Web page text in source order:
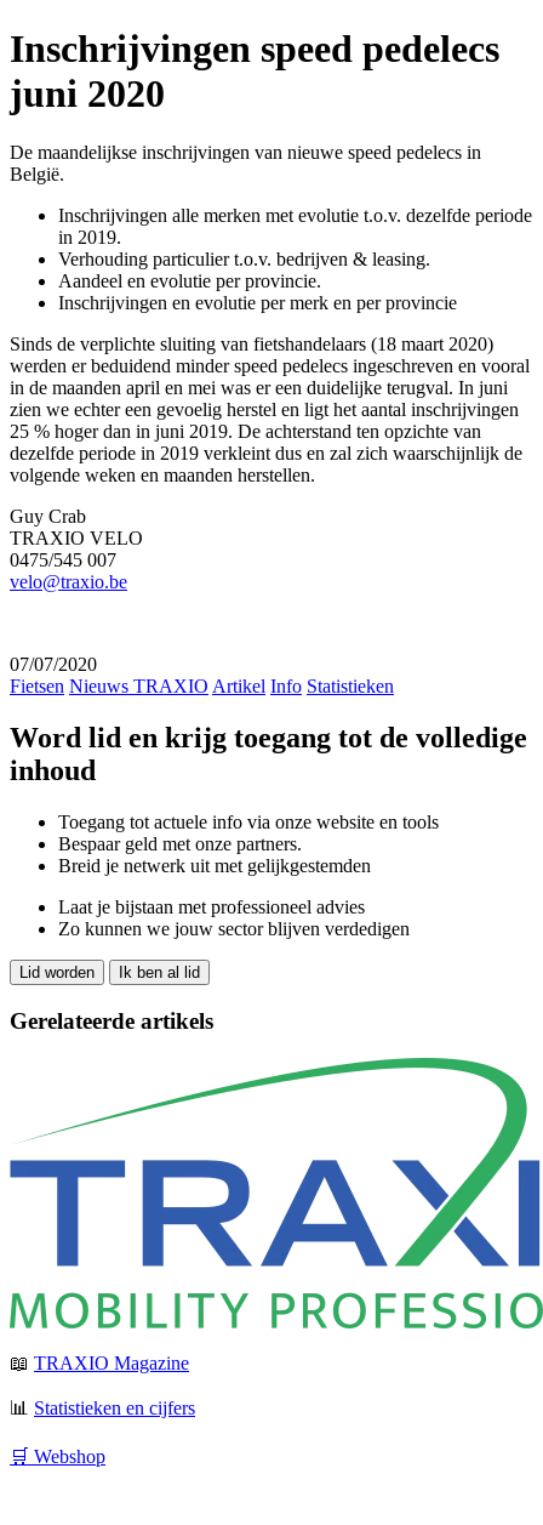
Inschrijvingen speed pedelecs
juni 2020
De maandelijkse inschrijvingen van nieuwe speed pedelecs in
België.
Inschrijvingen alle merken met evolutie t.o.v. dezelfde periode
in 2019.
Verhouding particulier t.o.v. bedrijven & leasing.
Aandeel en evolutie per provincie.
Inschrijvingen en evolutie per merk en per provincie
Sinds de verplichte sluiting van fietshandelaars (18 maart 2020)
werden er beduidend minder speed pedelecs ingeschreven en vooral
in de maanden april en mei was er een duidelijke terugval. In juni
zien we echter een gevoelig herstel en ligt het aantal inschrijvingen
25 % hoger dan in juni 2019. De achterstand ten opzichte van
dezelfde periode in 2019 verkleint dus en zal zich waarschijnlijk de
volgende weken en maanden herstellen.
Guy Crab
TRAXIO VELO
0475/545 007
velo@traxio.be
07/07/2020
Fietsen Nieuws TRAXIO Artikel Info Statistieken
Word lid en krijg toegang tot de volledige
inhoud
Toegang tot actuele info via onze website en tools
Bespaar geld met onze partners.
Breid je netwerk uit met gelijkgestemden
Laat je bijstaan met professioneel advies
Zo kunnen we jouw sector blijven verdedigen
Lid worden Ik ben al lid
Gerelateerde artikels
📖 TRAXIO Magazine
📊 Statistieken en cijfers
🛒 Webshop